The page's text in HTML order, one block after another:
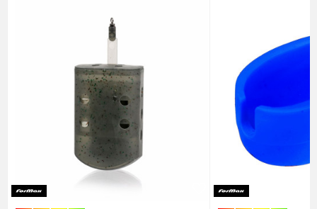
Protectie anti-spam - calculeaza 2 + 3 :